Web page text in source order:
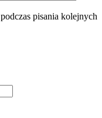
pisania kolejnych